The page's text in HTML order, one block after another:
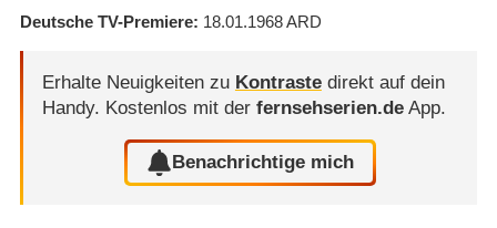
Deutsche TV-Premiere 18.01.1968ARD
Erhalte Neuigkeiten zu Kontrastedirekt auf dein
Handy. Kostenlos mit der fernsehserien.deApp.
Benachrichtige mich